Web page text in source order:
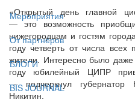
Мероприятия
От партнёров
БЛОГИ
BIS JOURNAL
«Открытый день главной
— это возможность
нижегородцам и гостям
году четверть от числа всех
жители. Интересно было
году юбилейный ЦИПР
— подчеркнул губернатор
Никитин.